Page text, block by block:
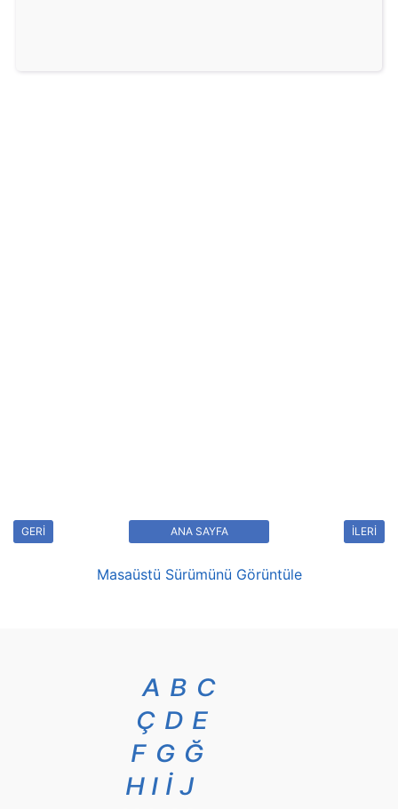
GERİ İLERİ
ANA SAYFA
Masaüstü Sürümünü Görüntüle
A B C
Ç D E
F G Ğ
H I İ J